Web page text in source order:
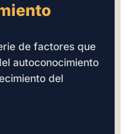
de factores que
autoconocimiento
del